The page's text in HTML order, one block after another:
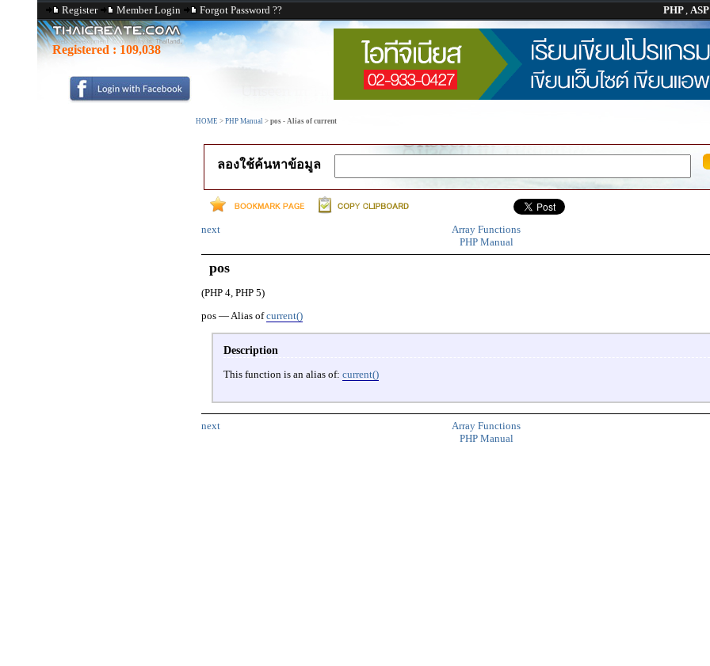
Register Member Login Forgot Password ?? PHP, ASP
Registered : 109,038
HOME > PHP Manual > pos - Alias of current
ลองใช้ค้นหาข้อมูล
next
Array Functions
PHP Manual
pos
(PHP 4, PHP 5)
pos—Alias ofcurrent()
Description
This function is an alias of: current()
next
Array Functions
PHP Manual